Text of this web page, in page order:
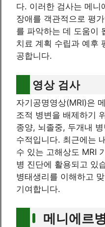
다. 이러한 검사는 메니
장애를 객관적으로 평
를 파악하는 데 도움이
치료 계획 수립과 예후
공합니다.
영상 검사
자기공명영상(MRI)은
조적 병변을 배제하기
종양, 뇌졸중, 두개내
수적입니다. 최근에는
수 있는 고해상도 MRI
병 진단에 활용되고 있
병태생리를 이해하고
기여합니다.
메니에르